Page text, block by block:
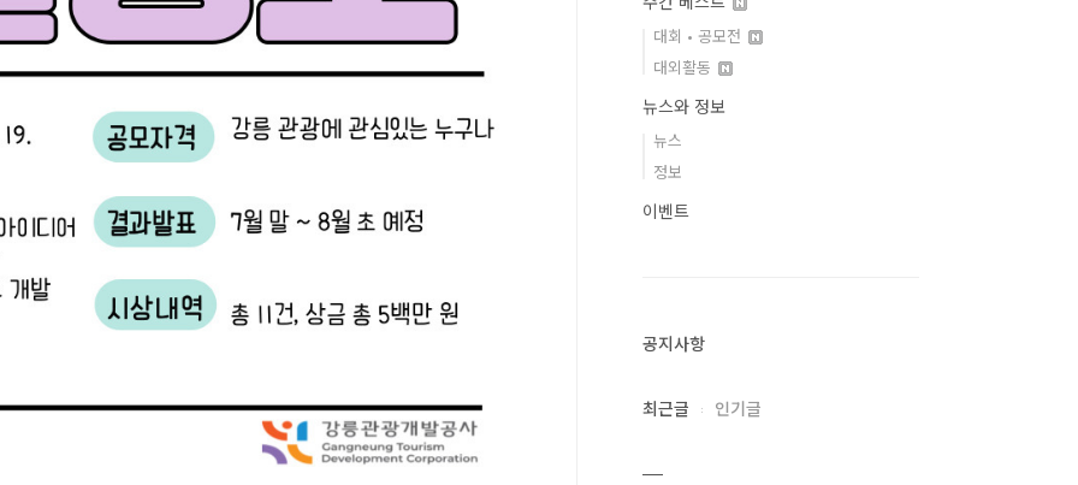
대회 • 공모전
대외활동
뉴스와 정보
뉴스
정보
이벤트
공지사항
최근글 인기글